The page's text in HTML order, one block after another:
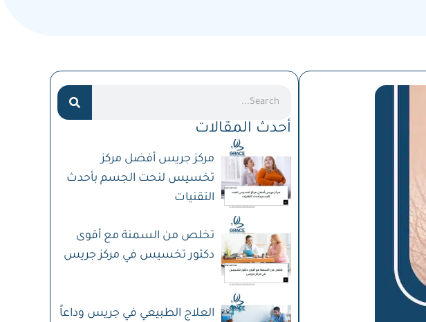
Search
أحدث المقالات
مركز جريس أفضل مركز
تخسيس لنحت الجسم بأحدث
التقنيات
تخلص من السمنة مع أقوى
دكتور تخسيس في مركز جريس
العلاج الطبيعي في جريس وداعاً